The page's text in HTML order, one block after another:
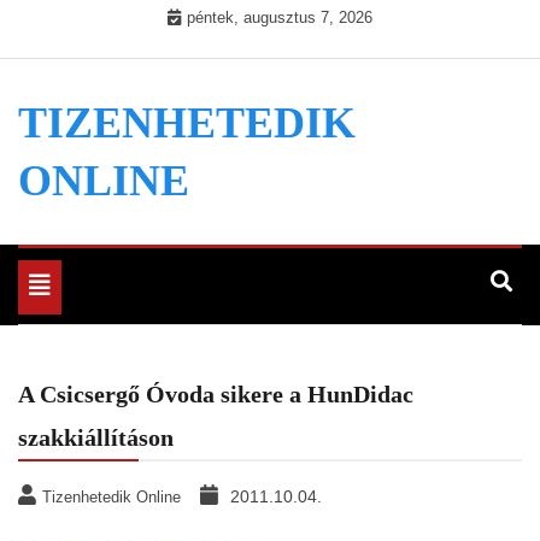
péntek, augusztus 7, 2026
TIZENHETEDIK
ONLINE
Toggle
navigation
A Csicsergő Óvoda sikere a HunDidac
szakkiállításon
Tizenhetedik Online 2011.10.04.